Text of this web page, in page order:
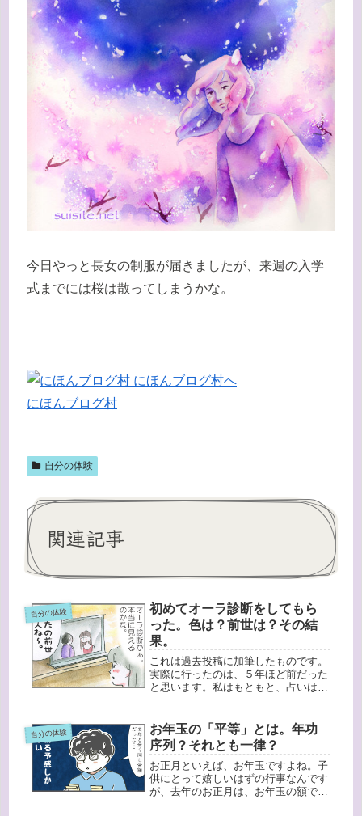
今日やっと長女の制服が届きましたが、来週の入学
式までには桜は散ってしまうかな。
にほんブログ村
自分の体験
関連記事
自分の体験
初めてオーラ診断をしてもら
った。色は？前世は？その結
果。
これは過去投稿に加筆したものです。
実際に行ったのは、５年ほど前だった
と思います。私はもともと、占いは特
ったらとりあえずは読んで、すぐ忘れ
るくらいな感じ。何かの拍子に手相を
見...
自分の体験
お年玉の「平等」とは。年功
序列？それとも一律？
お正月といえば、お年玉ですよね。子
供にとって嬉しいはずの行事なんです
が、去年のお正月は、お年玉の額でち